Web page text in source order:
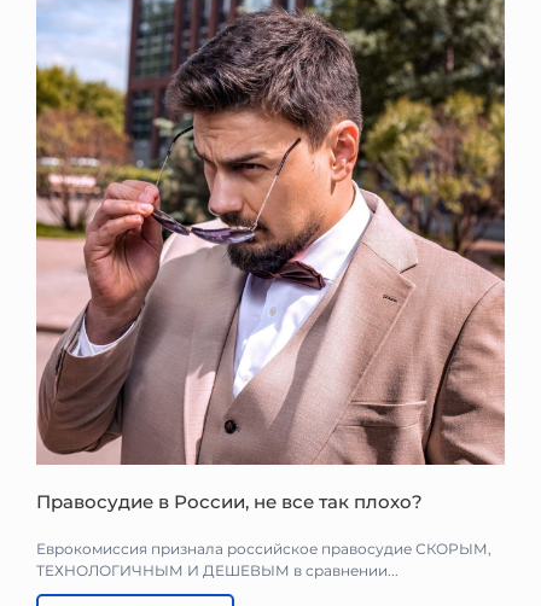
Правосудие в России, не все так плохо?
Еврокомиссия признала российское правосудие СКОРЫМ,
ТЕХНОЛОГИЧНЫМ И ДЕШЕВЫМ в сравнении...